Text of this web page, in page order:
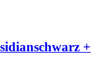
+